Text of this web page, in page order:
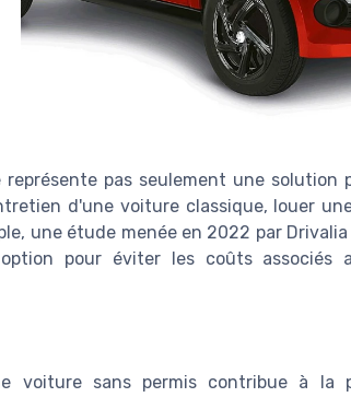
pas seulement une solution
d'une voiture classique, louer
une étude menée en 2022 par
pour éviter les coûts associés
voiture sans permis contribue à la